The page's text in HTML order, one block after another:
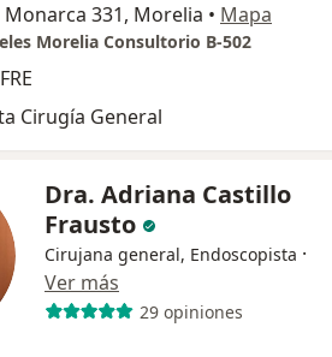
331, Morelia • Mapa
Morelia Consultorio B-502
Cirugía General
Dra. Adriana Castillo
Frausto
Cirujana general, Endoscopista ·
Ver más
29 opiniones